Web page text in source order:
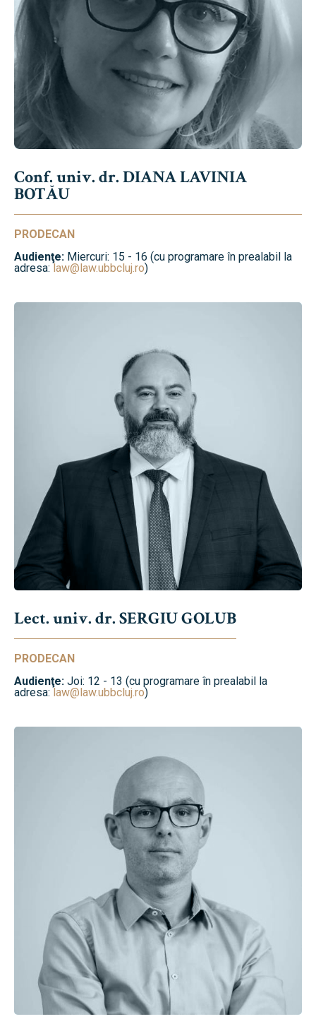
Conf. univ. dr. DIANA LAVINIA
BOTĂU
PRODECAN
Audienţe: Miercuri: 15 - 16 (cu programare în prealabil la
adresa: law@law.ubbcluj.ro)
Lect. univ. dr. SERGIU GOLUB
PRODECAN
Audienţe: Joi: 12 - 13 (cu programare în prealabil la
adresa:law@law.ubbcluj.ro)